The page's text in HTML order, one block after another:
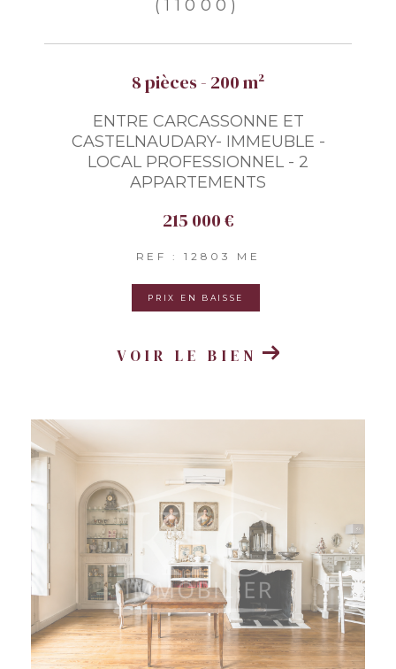
(11000)
8 pièces - 200 m²
ENTRE CARCASSONNE ET
CASTELNAUDARY- IMMEUBLE -
LOCAL PROFESSIONNEL - 2
APPARTEMENTS
215 000 €
REF : 12803 ME
PRIX EN BAISSE
VOIR LE BIEN